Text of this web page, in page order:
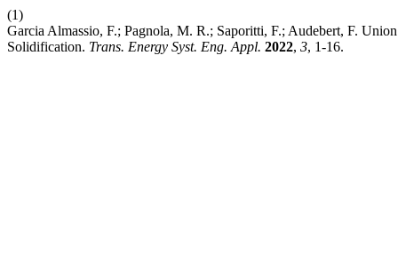
(1)
Garcia Almassio, F.; Pagnola, M. R.; Saporitti, F.; Audebert, F.
Solidification. Trans. Energy Syst. Eng. Appl. 2022, 3, 1-16.